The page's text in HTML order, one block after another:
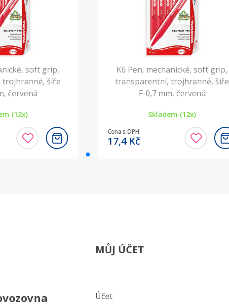
soft grip,
šíře
červená
(12x)
K6 Pen, mechanické, soft grip,
transparentní, trojhranné, šíře
F-0,7 mm, červená
Skladem (12x)
Cena s DPH:
17,4 Kč
MŮJ ÚČET
Účet